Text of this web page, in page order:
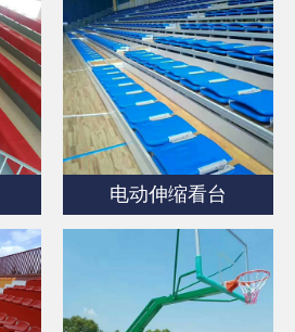
联系我们
电动伸缩看台